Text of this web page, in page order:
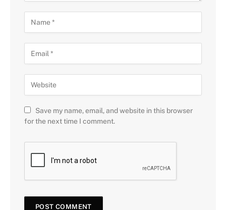
Save my name, email, and website in this browser
for the next time I comment.